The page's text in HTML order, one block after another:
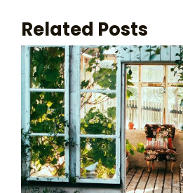
Related Posts